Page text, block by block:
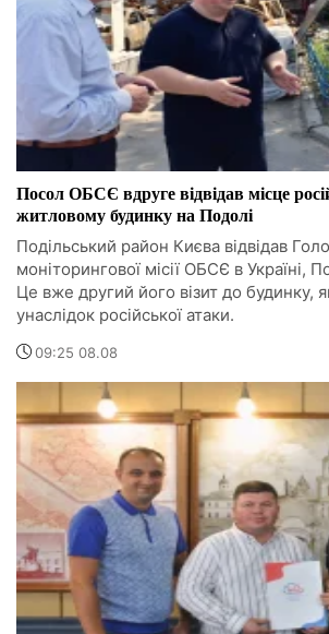
Посол ОБСЄ вдруге відвідав місце
житловому будинку на Подолі
Подільський район Києва відвідав
моніторингової місії ОБСЄ в
Це вже другий його візит до будинку,
унаслідок російської атаки.
09:25 08.08